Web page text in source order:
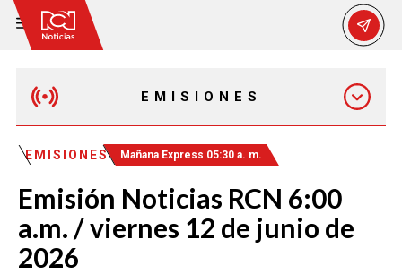
EMISIONES
MAÑANA EXPRESS
EMISIÓN 12:30 PM
EMISIONES Mañana Express 05:30 a. m.
Emisión Noticias RCN 6:00
a.m. / viernes 12 de junio de
2026